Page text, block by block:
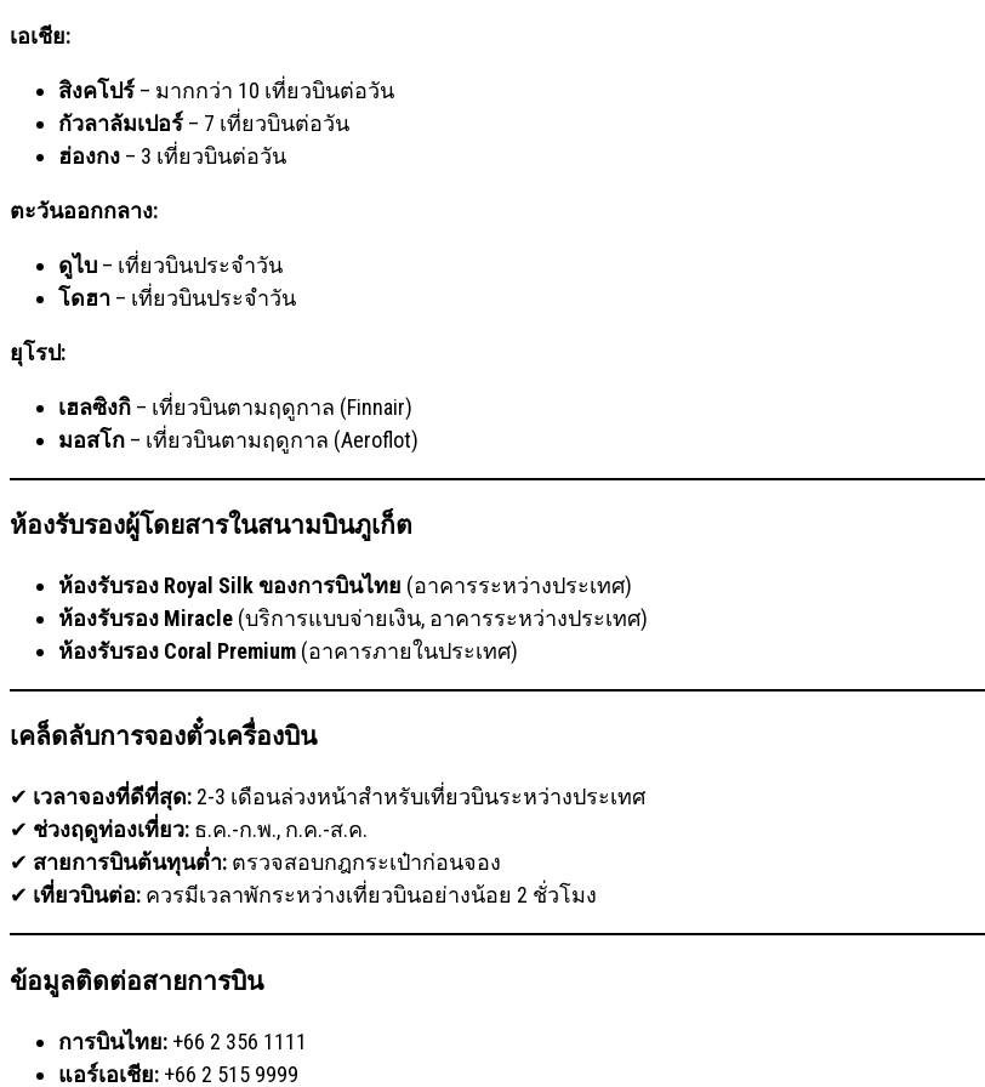
เอเชีย:
สิงคโปร์ – มากกว่า 10 เที่ยวบินต่อวัน
กัวลาลัมเปอร์ – 7 เที่ยวบินต่อวัน
ฮ่องกง – 3 เที่ยวบินต่อวัน
ตะวันออกกลาง:
ดูไบ – เที่ยวบินประจำวัน
โดฮา – เที่ยวบินประจำวัน
ยุโรป:
เฮลซิงกิ – เที่ยวบินตามฤดูกาล (Finnair)
มอสโก – เที่ยวบินตามฤดูกาล (Aeroflot)
ห้องรับรองผู้โดยสารในสนามบินภูเก็ต
ห้องรับรอง Royal Silk ของการบินไทย (อาคารระหว่างประเทศ)
ห้องรับรอง Miracle (บริการแบบจ่ายเงิน, อาคารระหว่างประเทศ)
ห้องรับรอง Coral Premium (อาคารภายในประเทศ)
เคล็ดลับการจองตั๋วเครื่องบิน
✔ เวลาจองที่ดีที่สุด: 2-3 เดือนล่วงหน้าสำหรับเที่ยวบินระหว่างประเทศ
✔ ช่วงฤดูท่องเที่ยว: ธ.ค.-ก.พ., ก.ค.-ส.ค.
✔ สายการบินต้นทุนต่ำ: ตรวจสอบกฎกระเป๋าก่อนจอง
✔ เที่ยวบินต่อ: ควรมีเวลาพักระหว่างเที่ยวบินอย่างน้อย 2 ชั่วโมง
ข้อมูลติดต่อสายการบิน
การบินไทย: +66 2 356 1111
แอร์เอเชีย: +66 2 515 9999